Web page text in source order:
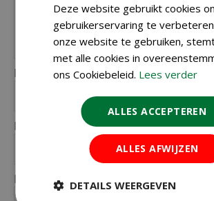
Naam (zichtbaar op website):*
Plaats (zichtbaar op website):*
E-mailadres (niet zichtbaar):*
Deze website gebruikt cookies
gebruikerservaring te
onze website te gebruiken,
met alle cookies in
ons Cookiebeleid. Lees verder
ALLES ACCEPTEREN
ALLES AFWIJZEN
DETAILS WEERGEVEN